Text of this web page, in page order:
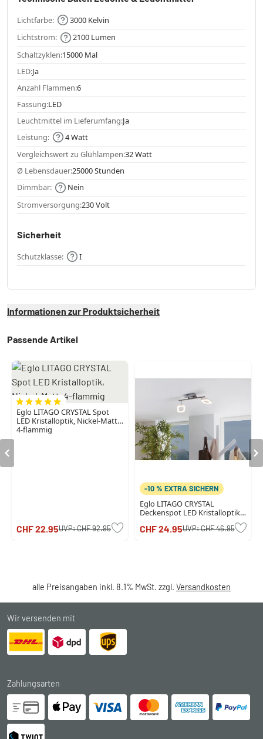
Lichtfarbe:
3000 Kelvin
Lichtstrom:
2100 Lumen
Schaltzyklen:15000 Mal
LED:Ja
Anzahl Flammen:6
Fassung:LED
Leuchtmittel im Lieferumfang:Ja
Leistung:
4 Watt
Vergleichswert zu Glühlampen:32 Watt
Ø Lebensdauer:25000 Stunden
Dimmbar:
Nein
Stromversorgung:230 Volt
Sicherheit
Schutzklasse: I
Informationen zur Produktsicherheit
Passende Artikel
Eglo LITAGO CRYSTAL Spot
LED Kristalloptik, Nickel-Matt,
4-flammig
CHF 22.95UVP:CHF 92.95
-10 % EXTRA SICHERN
Eglo LITAGO CRYSTAL
Deckenspot LED Kristalloptik,
CHF 24.95UVP:CHF 46.95
alle Preisangaben inkl. 8.1% MwSt. zzgl. Versandkosten
Wir versenden mit
Zahlungsarten